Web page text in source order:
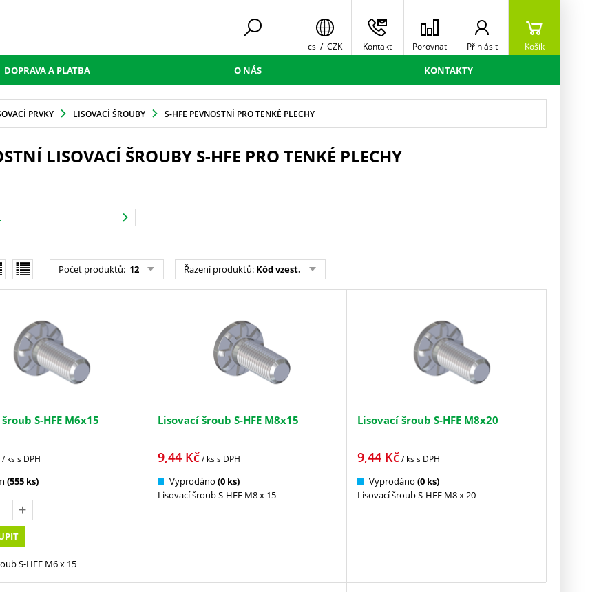
cs / CZK Kontakt Porovnat Přihlásit Košík
DOPRAVA A PLATBA O NÁS KONTAKTY
PRVKY LISOVACÍ ŠROUBY S-HFE PEVNOSTNÍ PRO TENKÉ PLECHY
LISOVACÍ ŠROUBY S-HFE PRO TENKÉ PLECHY
Počet produktů: 12 Řazení produktů: Kód vzest.
S-HFE M6x15
/ kss DPH
(555 ks)
S-HFE M6 x 15
Lisovací šroub S-HFE M8x15
9,44Kč/ kss DPH
Vyprodáno (0 ks)
Lisovací šroub S-HFE M8 x 15
Lisovací šroub S-HFE M8x20
9,44 Kč/ kss DPH
Vyprodáno (0 ks)
Lisovací šroub S-HFE M8 x 20